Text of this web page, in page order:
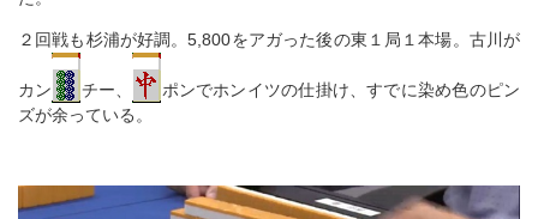
２回戦も杉浦が好調。5,800をアガった後の東１局１本場。古川が
カン チー、
ポンでホンイツの仕掛け、すでに染め色のピン
ズが余っている。